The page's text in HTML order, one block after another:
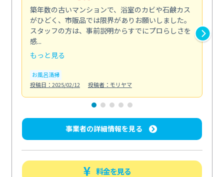
築年数の古いマンションで、浴室のカビや石鹸カス
がひどく、市販品では限界がありお願いしました。
スタッフの方は、事前説明からすでにプロらしさを
感...
もっと見る
お風呂清掃
投稿日：2025/02/12
投稿者：モリヤマ
事業者の詳細情報を見る
料金を見る